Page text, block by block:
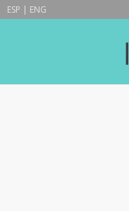
ESP | ENG